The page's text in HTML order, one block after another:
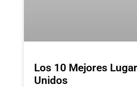
Los 10 Mejores
Unidos